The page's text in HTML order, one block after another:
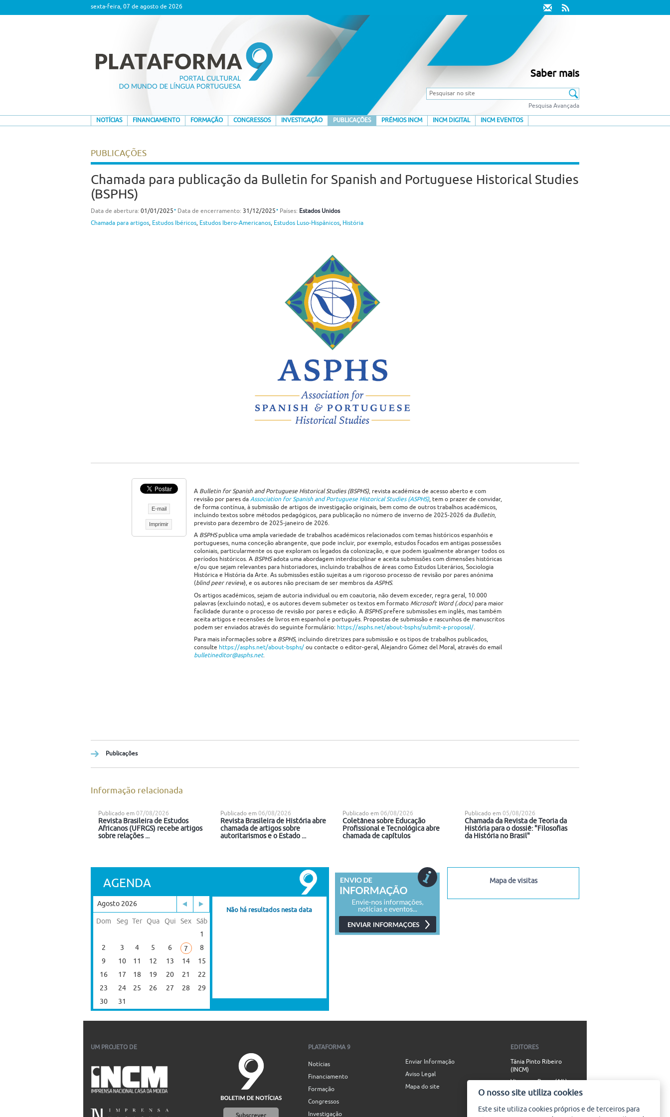
sexta-feira, 07 de agosto de 2026
Saber mais
Pesquisa Avançada
NOTÍCIAS FINANCIAMENTO FORMAÇÃO CONGRESSOS INVESTIGAÇÃO PUBLICAÇÕES PRÉMIOS INCM INCM DIGITAL INCM EVENTOS
PUBLICAÇÕES
Chamada para publicação da Bulletin for Spanish and Portuguese Historical Studies
(BSPHS)
Data de abertura: 01/01/2025⋅ Data de encerramento: 31/12/2025⋅ Países: Estados Unidos
Chamada para artigos, Estudos Ibéricos, Estudos Ibero-Americanos, Estudos Luso-Hispânicos, História
E-mail
Imprimir
A Bulletin for Spanish and Portuguese Historical Studies (BSPHS), revista académica de acesso aberto e com
revisão por pares da Association for Spanish and Portuguese Historical Studies (ASPHS), tem o prazer de convidar,
de forma contínua, à submissão de artigos de investigação originais, bem como de outros trabalhos académicos,
incluindo textos sobre métodos pedagógicos, para publicação no número de inverno de 2025-2026 da Bulletin,
previsto para dezembro de 2025-janeiro de 2026.
A BSPHSpublica uma ampla variedade de trabalhos académicos relacionados com temas históricos espanhóis e
portugueses, numa conceção abrangente, que pode incluir, por exemplo, estudos focados em antigas possessões
coloniais, particularmente os que exploram os legados da colonização, e que podem igualmente abranger todos os
períodos históricos. A BSPHSadota uma abordagem interdisciplinar e aceita submissões com dimensões históricas
e/ou que sejam relevantes para historiadores, incluindo trabalhos de áreas como Estudos Literários, Sociologia
Histórica e História da Arte. As submissões estão sujeitas a um rigoroso processo de revisão por pares anónima
(blind peer review), e os autores não precisam de ser membros da ASPHS.
Os artigos académicos, sejam de autoria individual ou em coautoria, não devem exceder, regra geral, 10.000
palavras (excluindo notas), e os autores devem submeter os textos em formato Microsoft Word (.docx)para maior
facilidade durante o processo de revisão por pares e edição. A BSPHSprefere submissões em inglês, mas também
aceita artigos e recensões de livros em espanhol e português. Propostas de submissão e rascunhos de manuscritos
podem ser enviados através do seguinte formulário: https://asphs.net/about-bsphs/submit-a-proposal/.
Para mais informações sobre a BSPHS, incluindo diretrizes para submissão e os tipos de trabalhos publicados,
consulte https://asphs.net/about-bsphs/ou contacte o editor-geral, Alejandro Gómez del Moral, através do email
bulletineditor@asphs.net.
Publicações
Informação relacionada
Publicado em 07/08/2026
Revista Brasileira de Estudos
Africanos (UFRGS) recebe artigos
sobre relações ...
Publicado em 06/08/2026
Revista Brasileira de História abre
chamada de artigos sobre
autoritarismos e o Estado ...
Publicado em 06/08/2026
Coletânea sobre Educação
Profissional e Tecnológica abre
chamada de capítulos
Publicado em 05/08/2026
Chamada da Revista de Teoria da
História para o dossiê: "Filosofias
da História no Brasil"
AGENDA
Agosto 2026
Dom Seg Ter Qua Qui Sex
Sáb
1
2
3 4 5 6 7
8
9
10 11 12 13 14
15
16
17 18 19 20 21
22
23
24 25 26 27 28
29
30
31
Não há resultados nesta data
Mapa de visitas
UM PROJETO DE
Subscrever
PLATAFORMA 9
Notícias
Financiamento
Formação
Congressos
Investigação
Enviar Informação
Aviso Legal
Mapa do site
EDITORES
Tânia Pinto Ribeiro
(INCM)
Vincenzo Russo (AIL)
Simão Valente (AIL)
CONTACTO
O nosso site utiliza cookies
Este site utilizacookies próprios e de terceiros para